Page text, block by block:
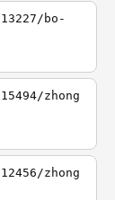
bo-
zhong
zhong